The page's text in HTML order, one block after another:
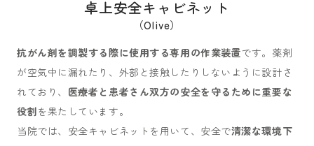
卓上安全キャビネット
（Olive）
抗がん剤を調製する際に使用する専用の作業装置です。薬剤
が空気中に漏れたり、外部と接触したりしないように設計さ
れており、 医療者と患者さん双方の安全を守るために重要な
役割を果たしています。
当院では、安全キャビネットを用いて、安全で清潔な環境下